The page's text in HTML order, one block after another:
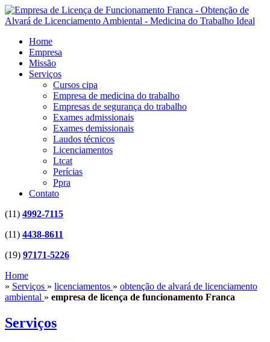
Home
Empresa
Missão
Serviços
Cursos cipa
Empresa de medicina do trabalho
Empresas de segurança do trabalho
Exames admissionais
Exames demissionais
Laudos técnicos
Licenciamentos
Ltcat
Perícias
Ppra
Contato
(11) 4992-7115
(11) 4438-8611
(19) 97171-5226
Home
» Serviços » licenciamentos » obtenção de alvará de licenciamento
ambiental » empresa de licença de funcionamento Franca
Serviços